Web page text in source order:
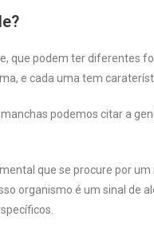
que podem ter diferentes
e cada uma tem
podemos citar a
que se procure por
organismo é um sinal de